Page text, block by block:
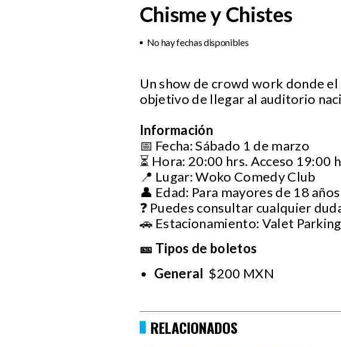
Chisme y Chistes
No hay fechas disponibles
Un show de crowd work donde
objetivo de llegar al auditorio
Información
📅 Fecha: Sábado 1 de marzo
⏳ Hora: 20:00 hrs. Acceso 19:00
📍 Lugar: Woko Comedy Club
👤 Edad: Para mayores de 18 años
❓ Puedes consultar cualquier
🚗 Estacionamiento: Valet Parking
🎫 Tipos de boletos
General $200 MXN
RELACIONADOS